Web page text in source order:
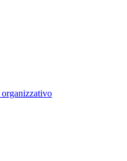
organizzativo